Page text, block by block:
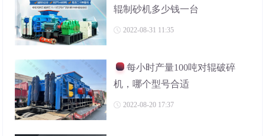
辊制砂机多少钱一台
2022-08-31 11:35
每小时产量100吨对辊破碎
机，哪个型号合适
2022-08-20 17:37